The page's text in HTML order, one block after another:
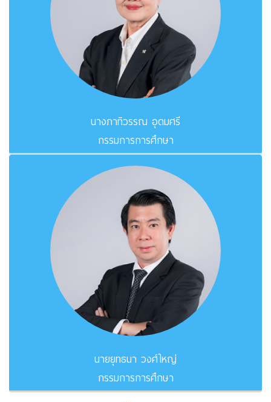
นางภาทิวรรณ อุดมศรี
กรรมการการศึกษา
นายยุทธนา วงศ์ใหญ่
กรรมการการศึกษา